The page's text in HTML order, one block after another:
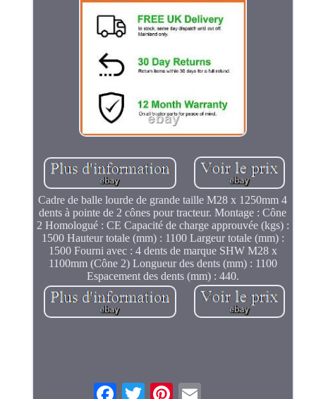
Cadre de balle lourde de grande taille M28 x 1250mm 4
dents à pointe de 2 cônes pour tracteur. Montage : Cône
2 Homologué : CE Capacité de charge approuvée (kgs) :
1500 Hauteur totale (mm) : 1100 Largeur totale (mm) :
1500 Fourni avec : 4 dents de marque SHW M28 x
1100mm (Cône 2) Longueur des dents (mm) : 1100
Espacement des dents (mm) : 440.